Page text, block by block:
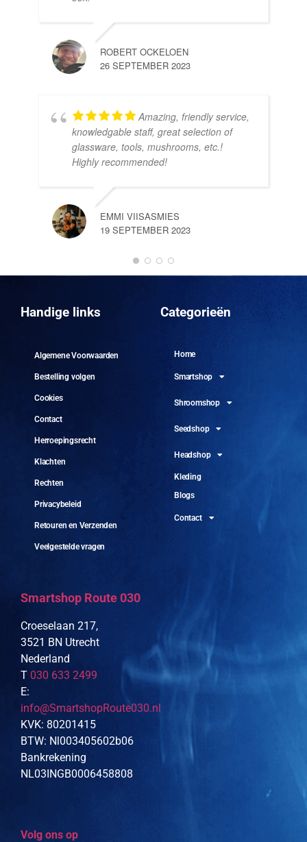
ROBERT OCKELOEN
26 SEPTEMBER 2023
Amazing, friendly service,
knowledgable staff, great selection of
glassware, tools, mushrooms, etc.!
Highly recommended!
EMMI VIISASMIES
19 SEPTEMBER 2023
Handige links
Algemene Voorwaarden
Bestelling volgen
Cookies
Contact
Herroepingsrecht
Klachten
Rechten
Privacybeleid
Retouren en Verzenden
Veelgestelde vragen
Categorieën
Home
Smartshop
Shroomshop
Seedshop
Headshop
Kleding
Blogs
Contact
Smartshop Route 030
Croeselaan 217,
3521 BN Utrecht
Nederland
T 030 633 2499
E:
info@SmartshopRoute030.nl
KVK: 80201415
BTW: Nl003405602b06
Bankrekening
NL03INGB0006458808
Volg ons op